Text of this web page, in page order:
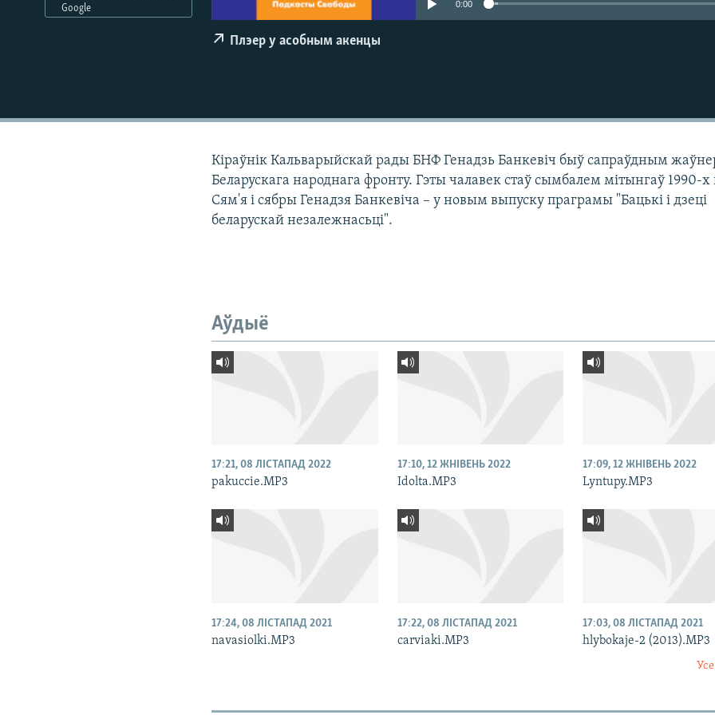
0:00
Плэер у асобным акенцы
Google
Кіраўнік Кальварыйскай рады БНФ Генадзь Банкевіч быў сапраўдным
Беларускага народнага фронту. Гэты чалавек стаў сымбалем мітынгаў 1990-х
Сям'я і сябры Генадзя Банкевіча – у новым выпуску праграмы "Бацькі і дзеці
беларускай незалежнасьці".
Аўдыё
17:21, 08 ЛІСТАПАД 2022
pakuccie.MP3
17:10, 12 ЖНІВЕНЬ 2022
Idolta.MP3
17:09, 12 ЖНІВЕНЬ 2022
Lyntupy.MP3
17:24, 08 ЛІСТАПАД 2021
navasiolki.MP3
17:22, 08 ЛІСТАПАД 2021
carviaki.MP3
17:03, 08 ЛІСТАПАД 2021
hlybokaje-2 (2013).MP3